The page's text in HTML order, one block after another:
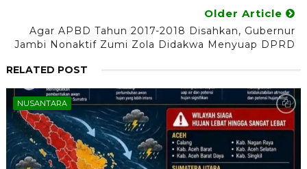
Older Article
Agar APBD Tahun 2017-2018 Disahkan, Gubernur
Jambi Nonaktif Zumi Zola Didakwa Menyuap DPRD
RELATED POST
NUSANTARA